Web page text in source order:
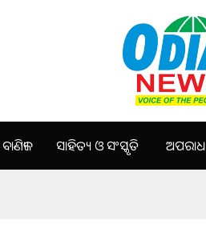
ବାଣିଜ୍ୟ ସାହିତ୍ୟ ଓ ସଂସ୍କୃତି ଅପରାଧ